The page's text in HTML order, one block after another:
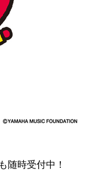
随時受付中！